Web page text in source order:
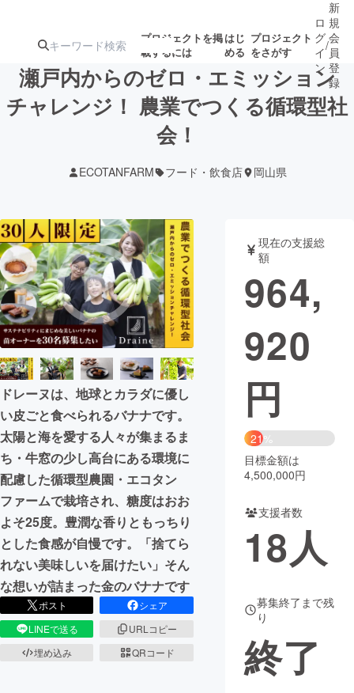
プロジェクトを掲
載するには
はじ
める
プロジェクト
をさがす
注目の新着プロ
テクノロジー・ガジェット
映像・映画 書籍・雑誌
ビジネス・起業 チャレンジ
まちづくり・地域活性化
CAMPFIRE for Social Good
CAMPFIRE Creation
CAMPFIREふるさと納税machi-ya コミュニティ
ロ
グ
イ
ン
/
新
規
会
員
登
録
瀬戸内からのゼロ・エミッション
チャレンジ！ 農業でつくる循環型社
会！
ECOTANFARM フード・飲食店 岡山県
ドレーヌは、地球とカラダに優し
い皮ごと食べられるバナナです。
太陽と海を愛する人々が集まるま
ち・牛窓の少し高台にある環境に
配慮した循環型農園・エコタン
ファームで栽培され、糖度はおお
よそ25度。豊潤な香りともっちり
とした食感が自慢です。「捨てら
れない美味しいを届けたい」そん
な想いが詰まった金のバナナです
ポスト
シェア
LINEで送る
URLコピー
埋め込み
QRコード
現在の支援総
額
964,
920
円
21%
目標金額は
4,500,000円
支援者数
18人
募集終了まで残
り
終了